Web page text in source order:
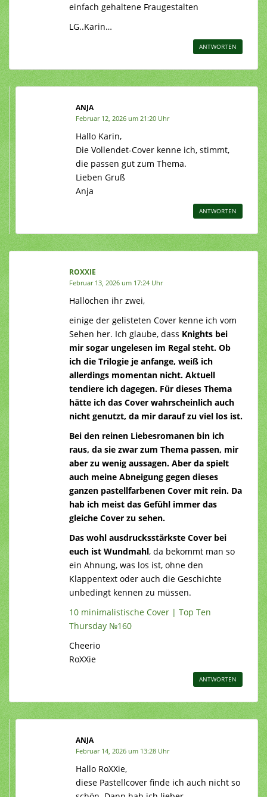
einfach gehaltene Fraugestalten
LG..Karin…
ANTWORTEN
ANJA
Februar 12, 2026 um 21:20 Uhr
Hallo Karin,
Die Vollendet-Cover kenne ich, stimmt,
die passen gut zum Thema.
Lieben Gruß
Anja
ANTWORTEN
ROXXIE
Februar 13, 2026 um 17:24 Uhr
Hallöchen ihr zwei,
einige der gelisteten Cover kenne ich vom
Sehen her. Ich glaube, dass Knights bei
mir sogar ungelesen im Regal steht. Ob
ich die Trilogie je anfange, weiß ich
allerdings momentan nicht. Aktuell
tendiere ich dagegen. Für dieses Thema
hätte ich das Cover wahrscheinlich auch
nicht genutzt, da mir darauf zu viel los ist.
Bei den reinen Liebesromanen bin ich
raus, da sie zwar zum Thema passen, mir
aber zu wenig aussagen. Aber da spielt
auch meine Abneigung gegen dieses
ganzen pastellfarbenen Cover mit rein. Da
hab ich meist das Gefühl immer das
gleiche Cover zu sehen.
Das wohl ausdrucksstärkste Cover bei
euch ist Wundmahl, da bekommt man so
ein Ahnung, was los ist, ohne den
Klappentext oder auch die Geschichte
unbedingt kennen zu müssen.
10 minimalistische Cover | Top Ten
Thursday №160
Cheerio
RoXXie
ANTWORTEN
ANJA
Februar 14, 2026 um 13:28 Uhr
Hallo RoXXie,
diese Pastellcover finde ich auch nicht so